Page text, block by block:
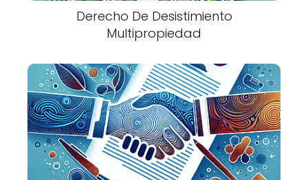
Derecho De Desistimiento
Multipropiedad